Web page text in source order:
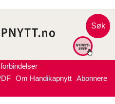
Søk
Om Handikapnytt Abonnere